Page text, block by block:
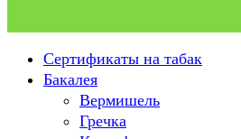
Сертификаты на табак
Бакалея
Вермишель
Гречка